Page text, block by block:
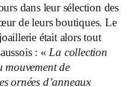
dans leur sélection des
de leurs boutiques. Le
était alors tout
: « La collection
mouvement de
ornées d’anneaux